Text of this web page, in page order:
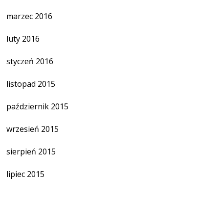
marzec 2016
luty 2016
styczeń 2016
listopad 2015
październik 2015
wrzesień 2015
sierpień 2015
lipiec 2015